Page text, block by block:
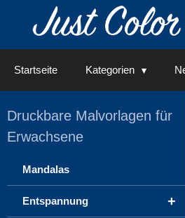
Startseite Kategorien
Druckbare Malvorlagen für
Erwachsene
Mandalas
+
Entspannung